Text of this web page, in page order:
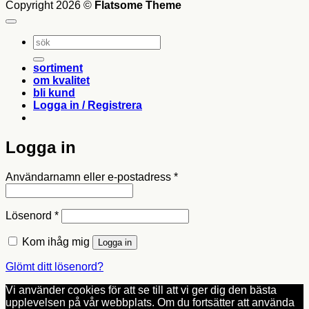
Copyright 2026 © Flatsome Theme
Sök
efter:
sortiment
om kvalitet
bli kund
Logga in / Registrera
Logga in
Användarnamn eller e-postadress *Obligatoriskt
Lösenord *Obligatoriskt
Kom ihåg mig Logga in
Glömt ditt lösenord?
Vi använder cookies för att se till att vi ger dig den bästa
upplevelsen på vår webbplats. Om du fortsätter att använda